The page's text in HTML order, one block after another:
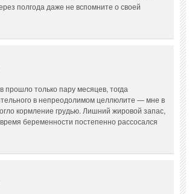
полгода даже не вспомните о своей
прошло только пару месяцев, тогда
в непреодолимом целлюлите — мне в
кормление грудью. Лишний жировой запас,
беременности постепенно рассосался